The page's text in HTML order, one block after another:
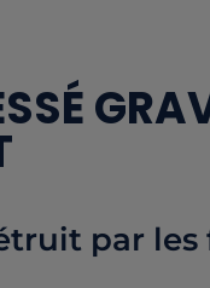
par les